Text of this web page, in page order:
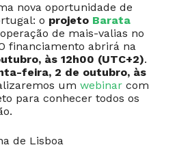
nova oportunidade de
o projeto Barata
de mais-valias no
financiamento abrirá na
às 12h00 (UTC+2).
feira, 2 de outubro, às
um webinarcom
para conhecer todos os
de Lisboa